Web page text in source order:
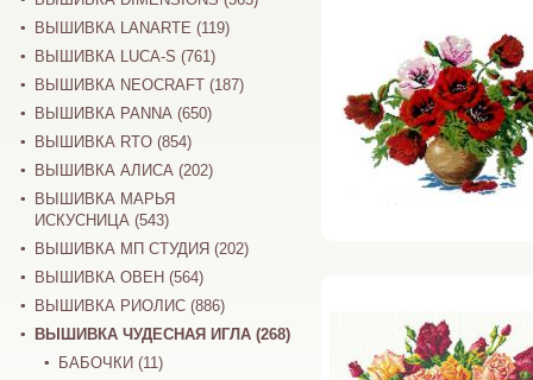
ВЫШИВКА LANARTE (119)
ВЫШИВКА LUCA-S (761)
ВЫШИВКА NEOCRAFT (187)
ВЫШИВКА PANNA (650)
ВЫШИВКА RTO (854)
ВЫШИВКА АЛИСА (202)
ВЫШИВКА МАРЬЯ
ИСКУСНИЦА (543)
ВЫШИВКА МП СТУДИЯ (202)
ВЫШИВКА ОВЕН (564)
ВЫШИВКА РИОЛИС (886)
ВЫШИВКА ЧУДЕСНАЯ ИГЛА (268)
БАБОЧКИ (11)